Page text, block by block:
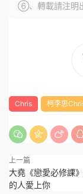
⑥、轉載請注明
Chris 柯李思
上一篇
大堯《戀愛必修課
的人愛上你